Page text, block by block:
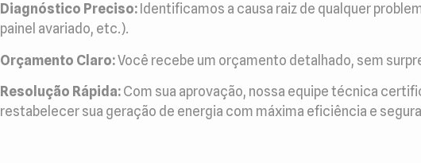
Diagnóstico Preciso: Identificamos a causa raiz de qualquer
painel avariado, etc.).
Orçamento Claro:Você recebe um orçamento detalhado, sem
Resolução Rápida: Com sua aprovação, nossa equipe técnica
restabelecer sua geração de energia com máxima eficiência e